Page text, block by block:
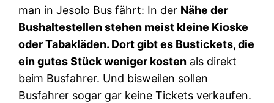
man in Jesolo Bus fährt: In der Nähe der
Bushaltestellen stehen meist kleine Kioske
oder Tabakläden. Dort gibt es Bustickets, die
ein gutes Stück weniger kosten als direkt
beim Busfahrer. Und bisweilen sollen
Busfahrer sogar gar keine Tickets verkaufen.